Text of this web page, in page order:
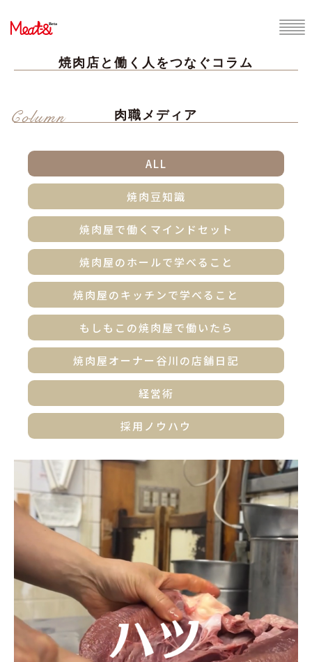
焼肉店と働く人をつなぐコラム
Column 肉職メディア
ALL
焼肉豆知識
焼肉屋で働くマインドセット
焼肉屋のホールで学べること
焼肉屋のキッチンで学べること
もしもこの焼肉屋で働いたら
焼肉屋オーナー谷川の店舗日記
経営術
採用ノウハウ